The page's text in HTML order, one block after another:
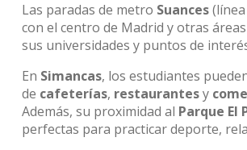
Las paradas de metro Suances(línea
con el centro de Madrid y otras
sus universidades y puntos de
En Simancas, los estudiantes
de cafeterías, restaurantesy
Además, su proximidad al Parque El
perfectas para practicar deporte,